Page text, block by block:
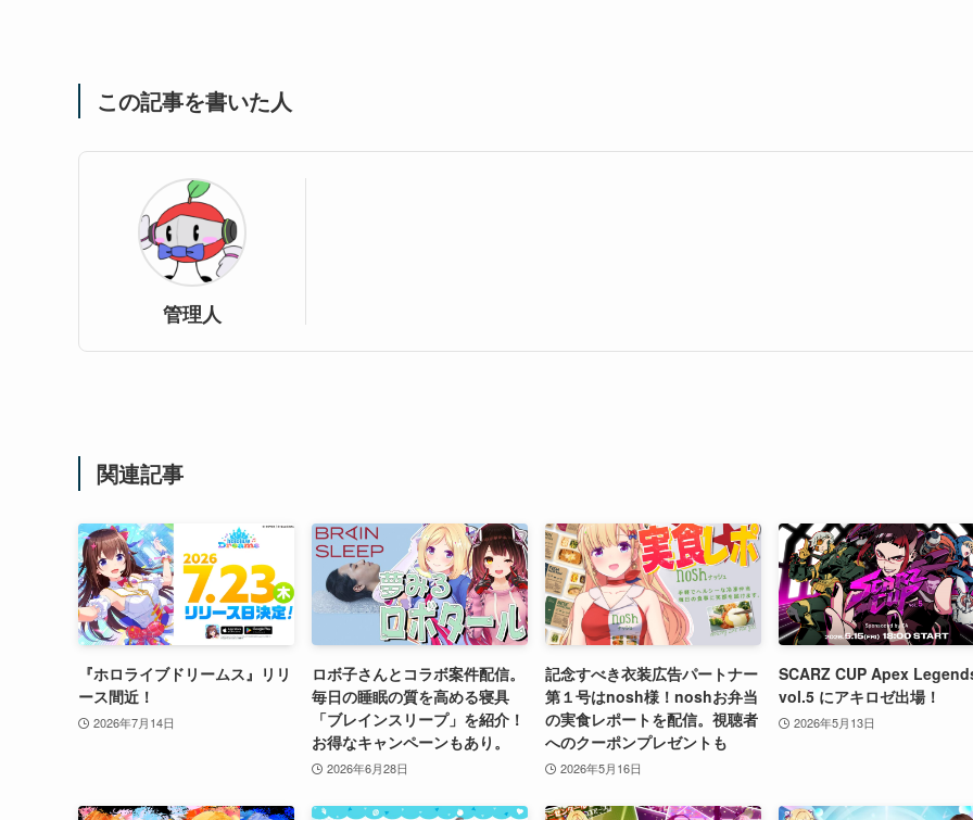
この記事を書いた人
管理人
関連記事
『ホロライブドリームス』リリ
ース間近！
2026年7月14日
ロボ子さんとコラボ案件配信。
毎日の睡眠の質を高める寝具
「ブレインスリープ」を紹介！
お得なキャンペーンもあり。
2026年6月28日
記念すべき衣装広告パートナー
第１号はnosh様！noshお弁当
の実食レポートを配信。視聴者
へのクーポンプレゼントも
2026年5月16日
SCARZ CUP Apex
vol.5 にアキロゼ出場！
2026年5月13日